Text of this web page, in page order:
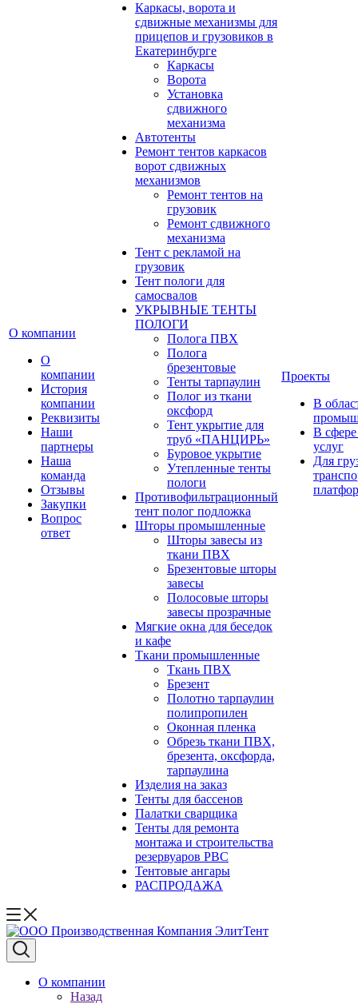
О компании
О
компании
История
компании
Реквизиты
Наши
партнеры
Наша
команда
Отзывы
Закупки
Вопрос
ответ
Каркасы, ворота и
сдвижные механизмы для
прицепов и грузовиков в
Екатеринбурге
Каркасы
Ворота
Установка
сдвижного
механизма
Автотенты
Ремонт тентов каркасов
ворот сдвижных
механизмов
Ремонт тентов на
грузовик
Ремонт сдвижного
механизма
Тент с рекламой на
грузовик
Тент пологи для
самосвалов
УКРЫВНЫЕ ТЕНТЫ
ПОЛОГИ
Полога ПВХ
Полога
брезентовые
Тенты тарпаулин
Полог из ткани
оксфорд
Тент укрытие для
труб «ПАНЦИРЬ»
Буровое укрытие
Утепленные тенты
пологи
Противофильтрационный
тент полог подложка
Шторы промышленные
Шторы завесы из
ткани ПВХ
Брезентовые шторы
завесы
Полосовые шторы
завесы прозрачные
Мягкие окна для беседок
и кафе
Ткани промышленные
Ткань ПВХ
Брезент
Полотно тарпаулин
полипропилен
Оконная пленка
Обрезь ткани ПВХ,
брезента, оксфорда,
тарпаулина
Изделия на заказ
Тенты для бассенов
Палатки сварщика
Тенты для ремонта
монтажа и строительства
резервуаров РВС
Тентовые ангары
РАСПРОДАЖА
Проекты
В
В сфере
услуг
Для
О компании
Назад